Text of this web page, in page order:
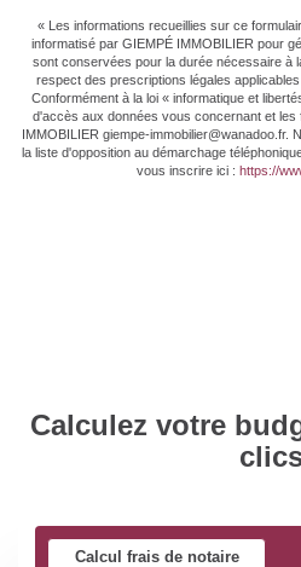
« Les informations recueillies sur ce
informatisé par GIEMPÉ IMMOBILIER pour
sont conservées pour la durée nécessaire à
respect des prescriptions légales
Conformément à la loi « informatique et
d'accès aux données vous concernant et les
IMMOBILIER giempe-immobilier@wanadoo.fr.
la liste d'opposition au démarchage
vous inscrire ici : https://
Calculez votre
Calcul frais de notaire